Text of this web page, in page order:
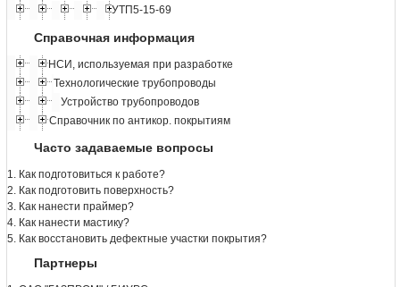
УТП5-15-69
Справочная информация
НСИ, используемая при разработке
Технологические трубопроводы
Устройство трубопроводов
Справочник по антикор. покрытиям
Часто задаваемые вопросы
1. Как подготовиться к работе?
2. Как подготовить поверхность?
3. Как нанести праймер?
4. Как нанести мастику?
5. Как восстановить дефектные участки покрытия?
Партнеры